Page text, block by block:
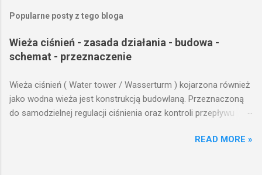
Popularne posty z tego bloga
Wieża ciśnień - zasada działania - budowa -
schemat - przeznaczenie
Wieża ciśnień ( Water tower / Wasserturm ) kojarzona również
jako wodna wieża jest konstrukcją budowlaną. Przeznaczoną
do samodzielnej regulacji ciśnienia oraz kontroli przepływu
na którym została wzniesiona. Wieża ciśnień jest obiektem
READ MORE »